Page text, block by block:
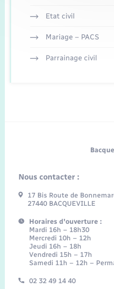
Etat civil
Mariage – PACS
Parrainage civil
Nous contacter :
17 Bis Route de
27440 BACQUEVILLE
Horaires d'ouverture :
Mardi 16h – 18h30
Mercredi 10h – 12h
Jeudi 16h – 18h
Vendredi 15h – 17h
Samedi 11h – 12h –
02 32 49 14 40